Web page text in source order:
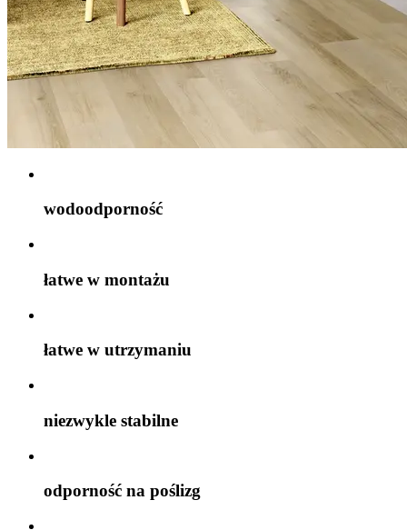
wodoodporność
łatwe w montażu
łatwe w utrzymaniu
niezwykle stabilne
odporność na poślizg